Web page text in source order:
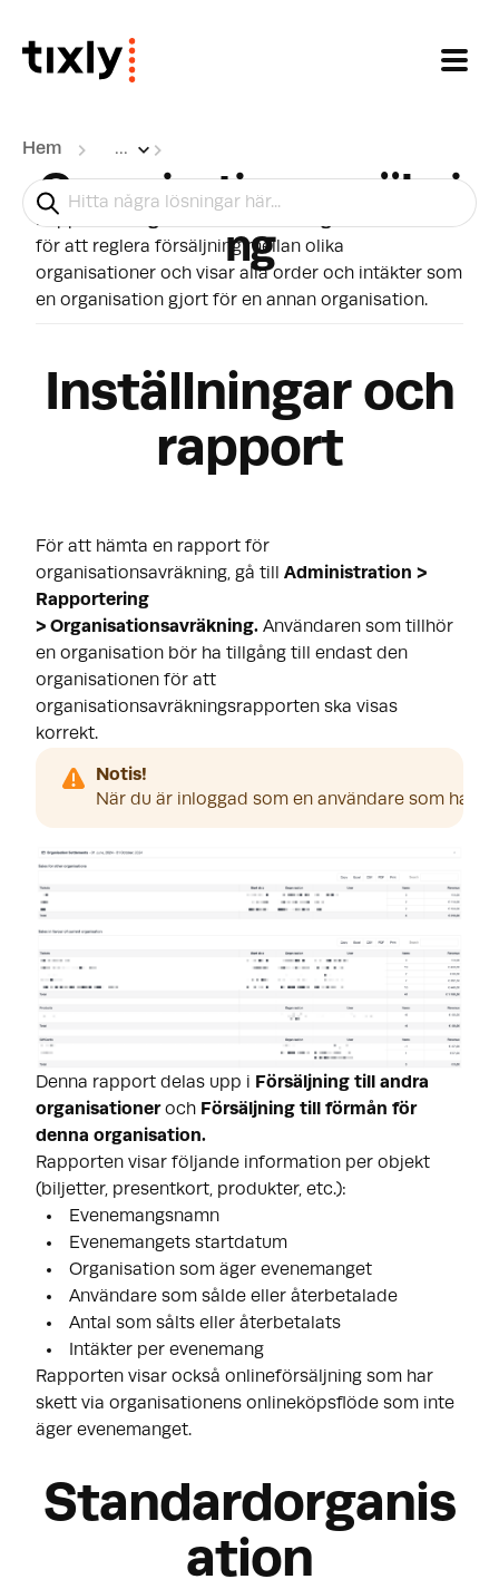
Hem ...
Organisationsavräkni
ng
Rapporten
för att reglera försäljning mellan olika
organisationer och visar alla order och intäkter som
en organisation gjort för en annan organisation.
Inställningar och
rapport
För att hämta en rapport för
organisationsavräkning, gå till
Administration >
Rapportering
> Organisationsavräkning. Användaren som tillhör
en organisation bör ha tillgång till endast den
organisationen för att
organisationsavräkningsrapporten ska visas
korrekt.
Notis!
När du är inloggad som en användare som har
Denna rapport delas upp i Försäljning till andra
organisationeroch Försäljning till förmån för
denna organisation.
Rapporten visar följande information per objekt
(biljetter, presentkort, produkter, etc.):
Evenemangsnamn
Evenemangets startdatum
Organisation som äger evenemanget
Användare som sålde eller återbetalade
Antal som sålts eller återbetalats
Intäkter per evenemang
Rapporten visar också onlineförsäljning som har
skett via organisationens onlineköpsflöde som inte
äger evenemanget.
Standardorganis
ation